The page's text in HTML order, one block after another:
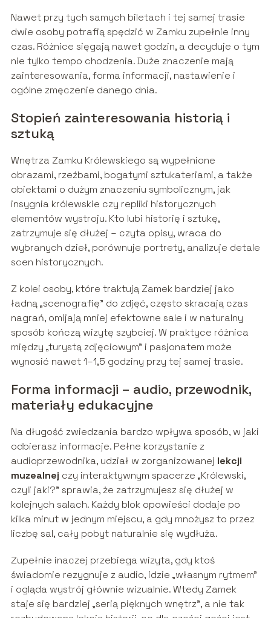
Nawet przy tych samych biletach i tej samej trasie
dwie osoby potrafią spędzić w Zamku zupełnie inny
czas. Różnice sięgają nawet godzin, a decyduje o tym
nie tylko tempo chodzenia. Duże znaczenie mają
zainteresowania, forma informacji, nastawienie i
ogólne zmęczenie danego dnia.
Stopień zainteresowania historią i
sztuką
Wnętrza Zamku Królewskiego są wypełnione
obrazami, rzeźbami, bogatymi sztukateriami, a także
obiektami o dużym znaczeniu symbolicznym, jak
insygnia królewskie czy repliki historycznych
elementów wystroju. Kto lubi historię i sztukę,
zatrzymuje się dłużej – czyta opisy, wraca do
wybranych dzieł, porównuje portrety, analizuje detale
scen historycznych.
Z kolei osoby, które traktują Zamek bardziej jako
ładną „scenografię” do zdjęć, często skracają czas
nagrań, omijają mniej efektowne sale i w naturalny
sposób kończą wizytę szybciej. W praktyce różnica
między „turystą zdjęciowym” i pasjonatem może
wynosić nawet 1–1,5 godziny przy tej samej trasie.
Forma informacji – audio, przewodnik,
materiały edukacyjne
Na długość zwiedzania bardzo wpływa sposób, w jaki
odbierasz informacje. Pełne korzystanie z
audioprzewodnika, udział w zorganizowanej lekcji
muzealnej czy interaktywnym spacerze „Królewski,
czyli jaki?” sprawia, że zatrzymujesz się dłużej w
kolejnych salach. Każdy blok opowieści dodaje po
kilka minut w jednym miejscu, a gdy mnożysz to przez
liczbę sal, cały pobyt naturalnie się wydłuża.
Zupełnie inaczej przebiega wizyta, gdy ktoś
świadomie rezygnuje z audio, idzie „własnym rytmem”
i ogląda wystrój głównie wizualnie. Wtedy Zamek
staje się bardziej „serią pięknych wnętrz”, a nie tak